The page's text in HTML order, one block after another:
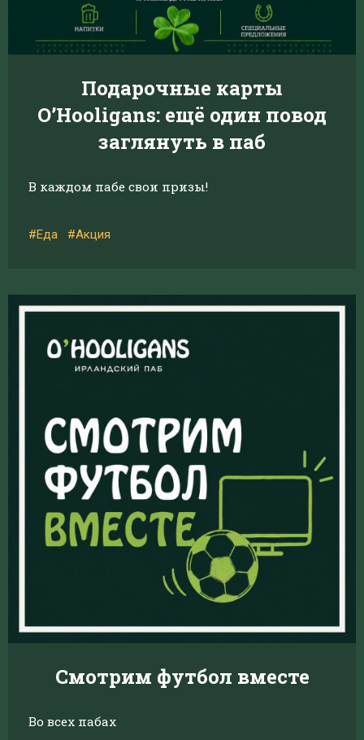
Подарочные карты
O’Hooligans: ещё один повод
заглянуть в паб
В каждом пабе свои призы!
#Еда #Акция
Смотрим футбол вместе
Во всех пабах